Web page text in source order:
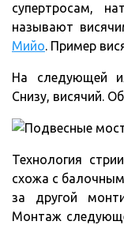
супертросам,
называют
Мийо. Пример
На следующей
Снизу, висячий.
Технология
схожа с
за другой
Монтаж